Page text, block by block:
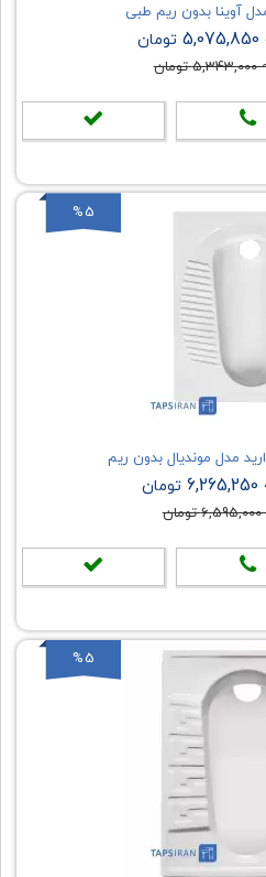
آوینا بدون ریم طبی
5,075,850تومان
5,343,000تومان
%5
مدل موندیال بدون ریم
6,265,250 تومان
6,595,000تومان
%5